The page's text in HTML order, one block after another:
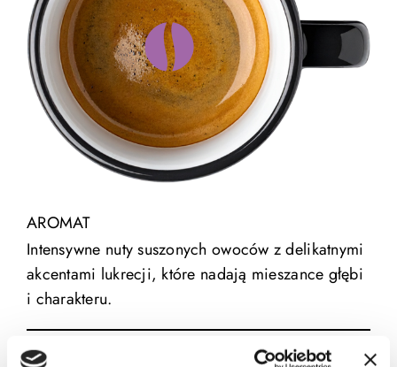
AROMAT
Intensywne nuty suszonych owoców z delikatnymi
akcentami lukrecji, które nadają mieszance głębi
i charakteru.